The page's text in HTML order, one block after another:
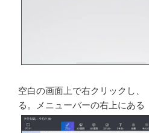
［作業内容を保存しますか？